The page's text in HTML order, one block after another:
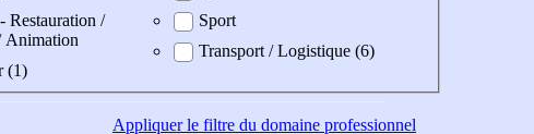
Restauration /
Animation
(1)
Sport
Transport / Logistique (6)
Appliquerle filtre du domaine professionnel